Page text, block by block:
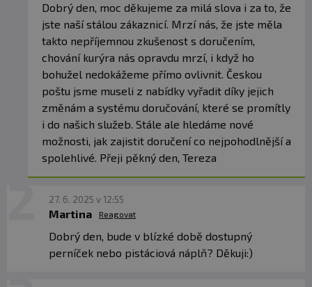
JAKÝ PROTEIN COOKIES OBSAHUJE?
Většinu tvoří grass-fed syrovátkový koncentrát,
doplněný o menší podíl micelárního kaseinu.
JE KAŽDÁ COOKIES STEJNÁ?
Ne. Cookies jsou vyráběny ručně, takže každý kus
je originál.
PROČ KUKUŘIČNÁ VLÁKNINA?
Kukuřičná vláknina obsahuje jak rozpustnou, tak
trávicí trakt,zvyšuje pocit sytosti a
hladinu cukru v krvi
glykemickému indexu.
Dobrý den, moc děkujeme za milá slova i za to, že
jste naší stálou zákaznicí. Mrzí nás, že jste měla
takto nepříjemnou zkušenost s doručením,
chování kurýra nás opravdu mrzí, i když ho
bohužel nedokážeme přímo ovlivnit. Českou
poštu jsme museli z nabídky vyřadit díky jejich
změnám a systému doručování, které se promítly
i do našich služeb. Stále ale hledáme nové
možnosti, jak zajistit doručení co nejpohodlnější a
spolehlivé. Přeji pěkný den, Tereza
27. 6. 2025 v 12:55
Martina Reagovat
Dobrý den, bude v blízké době dostupný
perníček nebo pistáciová náplň? Děkuji:)